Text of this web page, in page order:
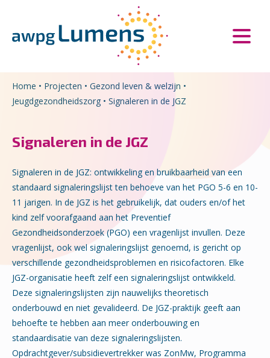
Home • Projecten • Gezond leven & welzijn •
Jeugdgezondheidszorg • Signaleren in de JGZ
Signaleren in de JGZ
Signaleren in de JGZ: ontwikkeling en bruikbaarheid van een
standaard signaleringslijst ten behoeve van het PGO 5-6 en 10-
11 jarigen. In de JGZ is het gebruikelijk, dat ouders en/of het
kind zelf voorafgaand aan het Preventief
Gezondheidsonderzoek (PGO) een vragenlijst invullen. Deze
vragenlijst, ook wel signaleringslijst genoemd, is gericht op
verschillende gezondheidsproblemen en risicofactoren. Elke
JGZ-organisatie heeft zelf een signaleringslijst ontwikkeld.
Deze signaleringslijsten zijn nauwelijks theoretisch
onderbouwd en niet gevalideerd. De JGZ-praktijk geeft aan
behoefte te hebben aan meer onderbouwing en
standaardisatie van deze signaleringslijsten.
Opdrachtgever/subsidievertrekker was ZonMw, Programma